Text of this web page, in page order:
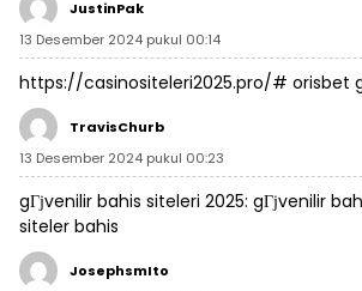
JustinPak
13 Desember 2024 pukul 00:14
https://casinositeleri2025.pro/# orisbet
TravisChurb
13 Desember 2024 pukul 00:23
gГјvenilir bahis siteleri 2025: gГјvenilir
siteler bahis
JosephsmIto